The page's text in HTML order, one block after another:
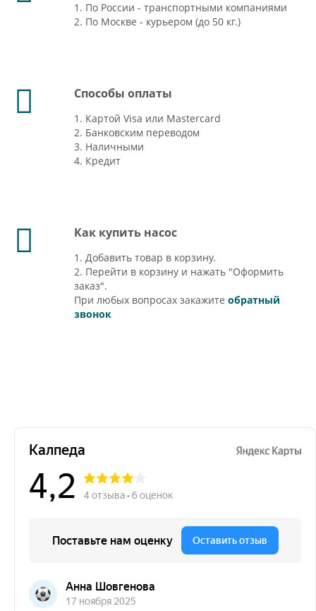
1. По России - транспортными компаниями
2. По Москве - курьером (до 50 кг.)
Способы оплаты
1. Картой Visa или Mastercard
2. Банковским переводом
3. Наличными
4. Кредит
Как купить насос
1. Добавить товар в корзину.
2. Перейти в корзину и нажать "Оформить
заказ".
При любых вопросах закажите обратный
звонок